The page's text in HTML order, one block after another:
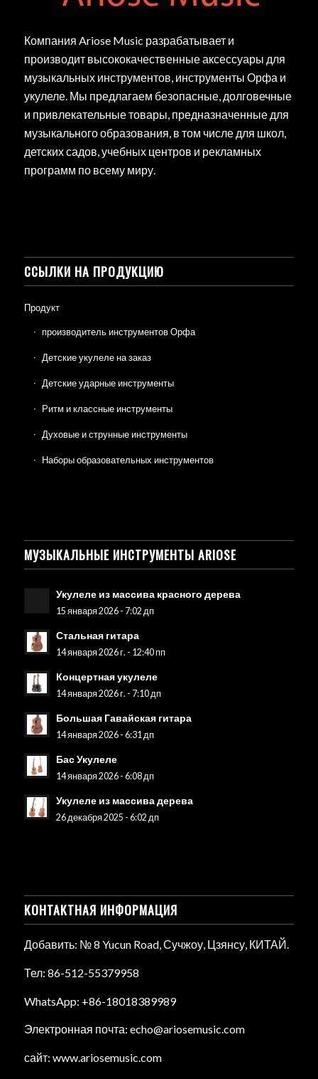
Компания Ariose Music разрабатывает и
производит высококачественные аксессуары для
музыкальных инструментов, инструменты Орфа и
укулеле. Мы предлагаем безопасные, долговечные
и привлекательные товары, предназначенные для
музыкального образования, в том числе для школ,
детских садов, учебных центров и рекламных
программ по всему миру.
ССЫЛКИ НА ПРОДУКЦИЮ
Продукт
производитель инструментов Орфа
Детские укулеле на заказ
Детские ударные инструменты
Ритм и классные инструменты
Духовые и струнные инструменты
Наборы образовательных инструментов
МУЗЫКАЛЬНЫЕ ИНСТРУМЕНТЫ ARIOSE
Укулеле из массива красного дерева
15 января 2026 - 7:02 дп
Стальная гитара
14 января 2026 г. - 12:40 пп
Концертная укулеле
14 января 2026 г. - 7:10 дп
Большая Гавайская гитара
14 января 2026 - 6:31 дп
Бас Укулеле
14 января 2026 - 6:08 дп
Укулеле из массива дерева
26 декабря 2025 - 6:02 дп
КОНТАКТНАЯ ИНФОРМАЦИЯ
Добавить: № 8 Yucun Road, Сучжоу, Цзянсу, КИТАЙ.
Тел: 86-512-55379958
WhatsApp: +86-18018389989
Электронная почта: echo@ariosemusic.com
сайт: www.ariosemusic.com